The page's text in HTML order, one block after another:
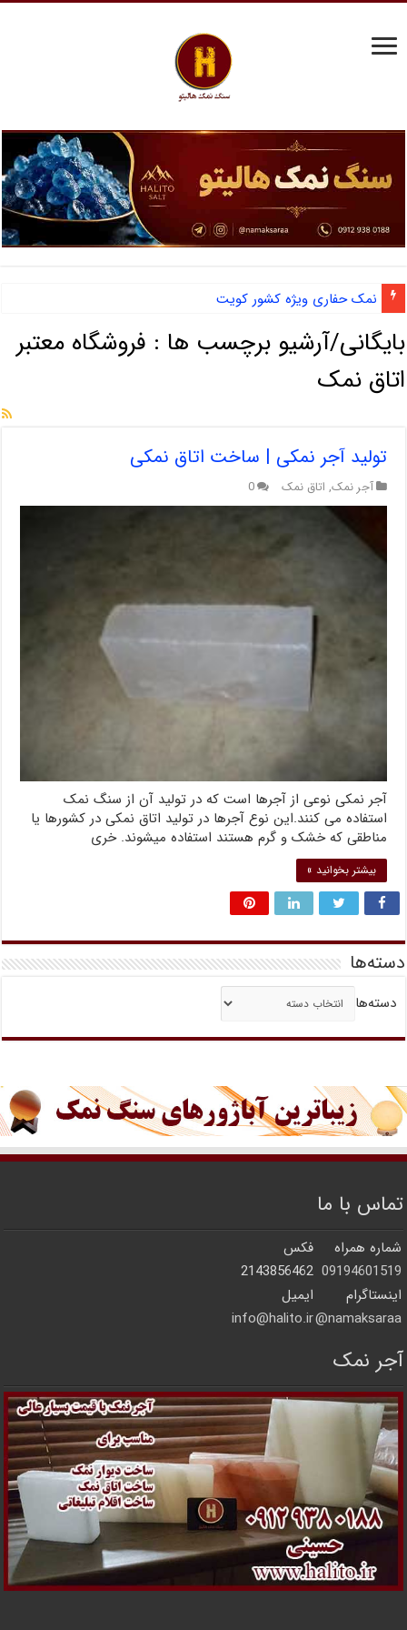
نمک حفاری ویژه کشور کویت
بایگانی/آرشیو برچسب ها : فروشگاه معتبر
اتاق نمک
تولید آجر نمکی | ساخت اتاق نمکی
آجر نمک, اتاق نمک 0
آجر نمکی نوعی از آجرها است که در تولید آن از سنگ نمک
استفاده می کنند.این نوع آجرها در تولید اتاق نمکی در کشورها یا
مناطقی که خشک و گرم هستند استفاده میشوند. خری
بیشتر بخوانید »
دسته‌ها
دسته‌ها
تماس با ما
شماره همراه
فکس
09194601519
2143856462
اینستاگرام
ایمیل
namaksaraa@
info@halito.ir
آجر نمک